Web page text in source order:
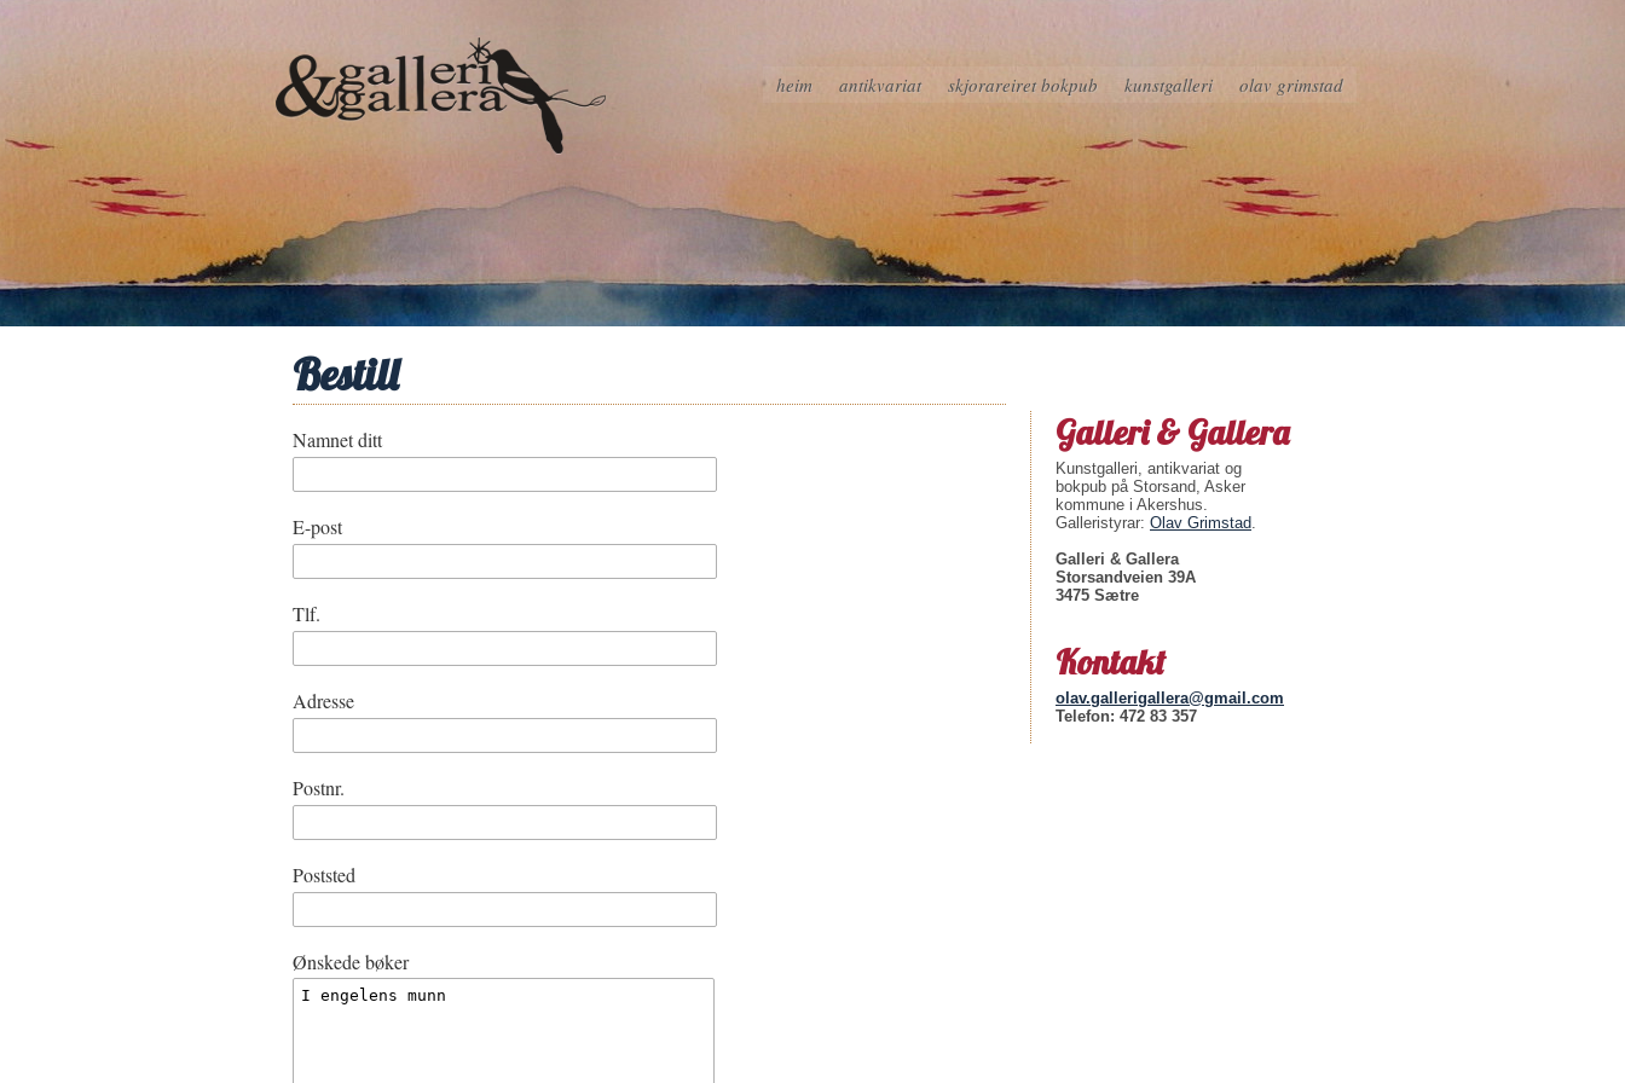
heim antikvariat skjorareiret bokpub kunstgalleri olav grimstad
Bestill
Namnet ditt
E-post
Tlf.
Adresse
Postnr.
Poststed
Ønskede bøker
Galleri & Gallera
Kunstgalleri, antikvariat og
bokpub på Storsand, Asker
kommune i Akershus.
Galleristyrar: Olav Grimstad.
Galleri & Gallera
Storsandveien 39A
3475 Sætre
Kontakt
olav.gallerigallera@gmail.com
Telefon: 472 83 357